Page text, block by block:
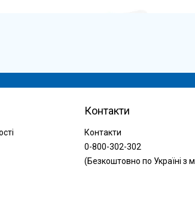
Контакти
Контакти
0-800-302-302
(Безкоштовно по Україні з